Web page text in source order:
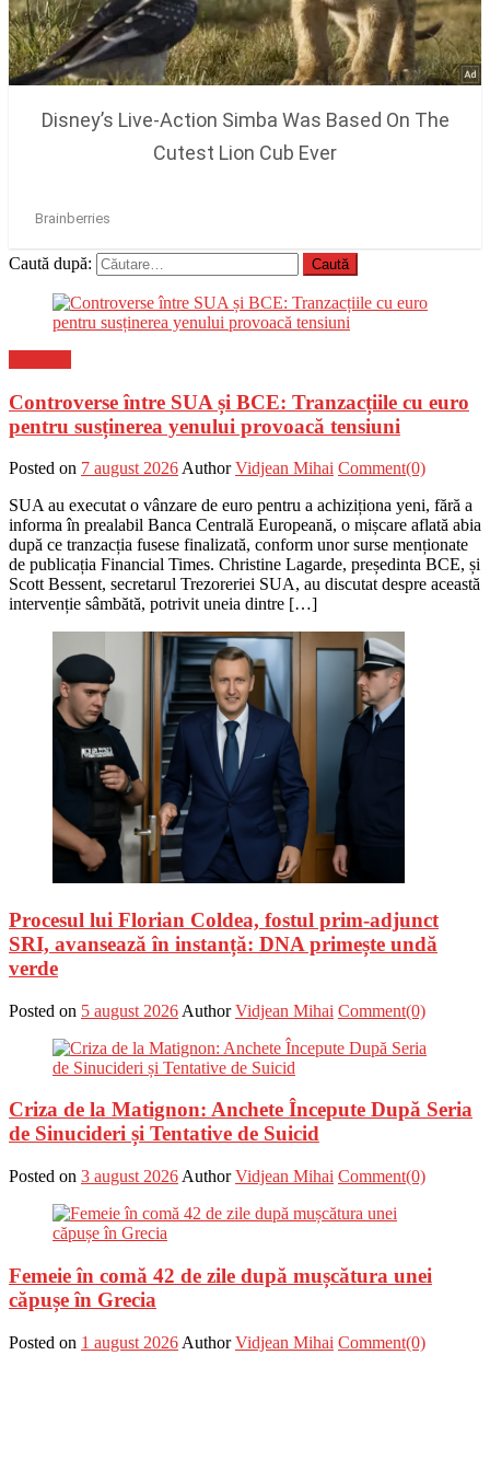
Caută după:
Controverse între SUA și BCE: Tranzacțiile cu euro
pentru susținerea yenului provoacă tensiuni
Posted on 7 august 2026 Author Vidjean Mihai Comment(0)
SUA au executat o vânzare de euro pentru a achiziționa yeni, fără a
informa în prealabil Banca Centrală Europeană, o mișcare aflată abia
după ce tranzacția fusese finalizată, conform unor surse menționate
de publicația Financial Times. Christine Lagarde, președinta BCE, și
Scott Bessent, secretarul Trezoreriei SUA, au discutat despre această
intervenție sâmbătă, potrivit uneia dintre […]
Procesul lui Florian Coldea, fostul prim-adjunct
SRI, avansează în instanță: DNA primește undă
verde
Posted on 5 august 2026 Author Vidjean Mihai Comment(0)
Criza de la Matignon: Anchete Începute După Seria
de Sinucideri și Tentative de Suicid
Posted on 3 august 2026 Author Vidjean Mihai Comment(0)
Femeie în comă 42 de zile după mușcătura unei
căpușe în Grecia
Posted on 1 august 2026 Author Vidjean Mihai Comment(0)